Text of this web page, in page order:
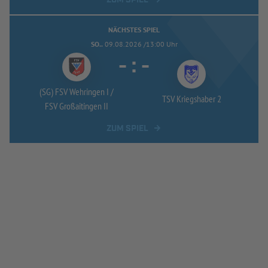
NÄCHSTES SPIEL
SO.. 09.08.2026 /13:00 Uhr
(SG) FSV Wehringen I /
FSV Großaitingen II
- : -
TSV Kriegshaber 2